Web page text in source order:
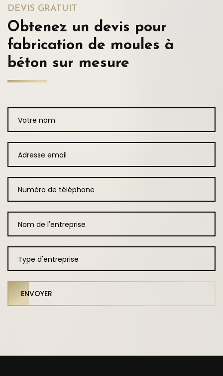
DEVIS GRATUIT
Obtenez un devis pour
fabrication de moules à
béton sur mesure
ENVOYER